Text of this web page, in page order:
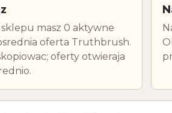
masz 0 aktywne
oferta Truthbrush.
oferty otwieraja